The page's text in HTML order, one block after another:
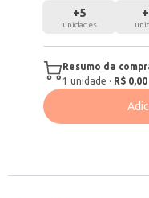
+5
unidades
+
Resumo da
1 unidade · R$ 0,00